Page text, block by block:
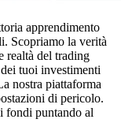
apprendimento
Scopriamo la verità
realtà del trading
tuoi investimenti
nostra piattaforma
di pericolo.
fondi puntando al